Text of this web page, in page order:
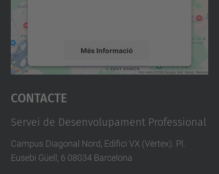
Més Informació
Accepta
powered by
Contacte
Servei de Desenvolupament Professional
Campus Diagonal Nord, Edifici VX (Vèrtex). Pl.
Eusebi Güell, 6 08034 Barcelona